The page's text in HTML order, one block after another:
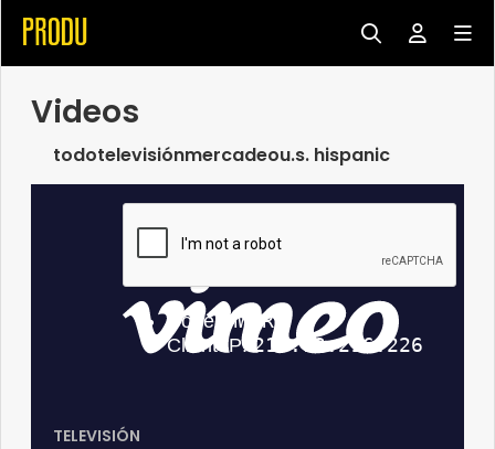
Videos
todotelevisiónmercadeou.s. hispanic
TELEVISIÓN